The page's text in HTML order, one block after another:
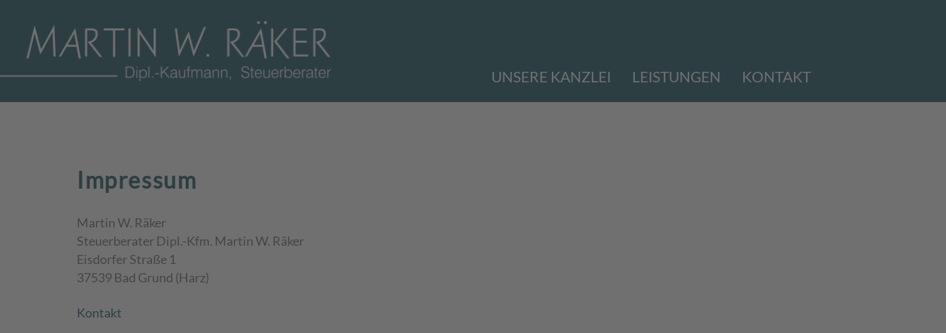
UNSERE KANZLEI LEISTUNGEN KONTAKT
Impressum
Martin W. Räker
Steuerberater Dipl.-Kfm. Martin W. Räker
Eisdorfer Straße 1
37539 Bad Grund (Harz)
Kontakt